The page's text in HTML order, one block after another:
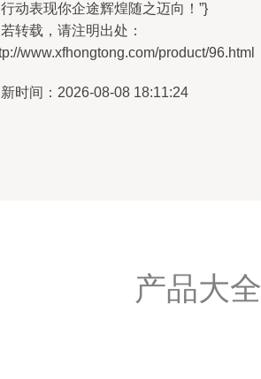
动表现你企途辉煌随之迈向！”}
转载，请注明出处：
www.xfhongtong.com/product/96.html
时间：2026-08-08 18:11:24
产品大全